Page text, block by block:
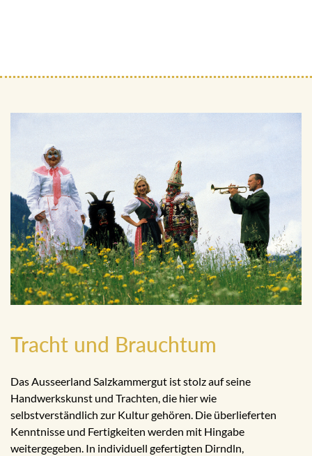
Tracht und Brauchtum
Das Ausseerland Salzkammergut ist stolz auf seine
Handwerkskunst und Trachten, die hier wie
selbstverständlich zur Kultur gehören. Die überlieferten
Kenntnisse und Fertigkeiten werden mit Hingabe
weitergegeben. In individuell gefertigten Dirndln,